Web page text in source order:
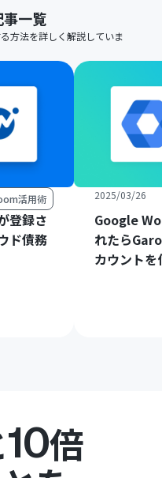
一覧
方法を詳しく解説していま
活用術
登録さ
ド債務
2025/03/26
Google
れたら
カウント
10倍